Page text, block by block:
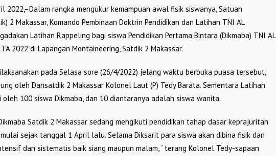
2022,–Dalam rangka mengukur kemampuan awal fisik siswanya, Satuan
2 Makassar, Komando Pembinaan Doktrin Pendidikan dan Latihan TNI AL
Latihan Rappeling bagi siswa Pendidikan Pertama Bintara (Dikmaba) TNI AL
2022 di Lapangan Montaineering, Satdik 2 Makassar.
pada Selasa sore (26/4/2022) jelang waktu berbuka puasa tersebut,
oleh Dansatdik 2 Makassar Kolonel Laut (P) Tedy Barata. Sementara Latihan
100 siswa Dikmaba, dan 10 diantaranya adalah siswa wanita.
Satdik 2 Makassar sedang mengikuti pendidikan tahap dasar keprajuritan
sejak tanggal 1 April lalu. Selama Diksarit para siswa akan dibina fisik dan
dan sistematis baik siang maupun malam, “ terang Kolonel Tedy-sapaan